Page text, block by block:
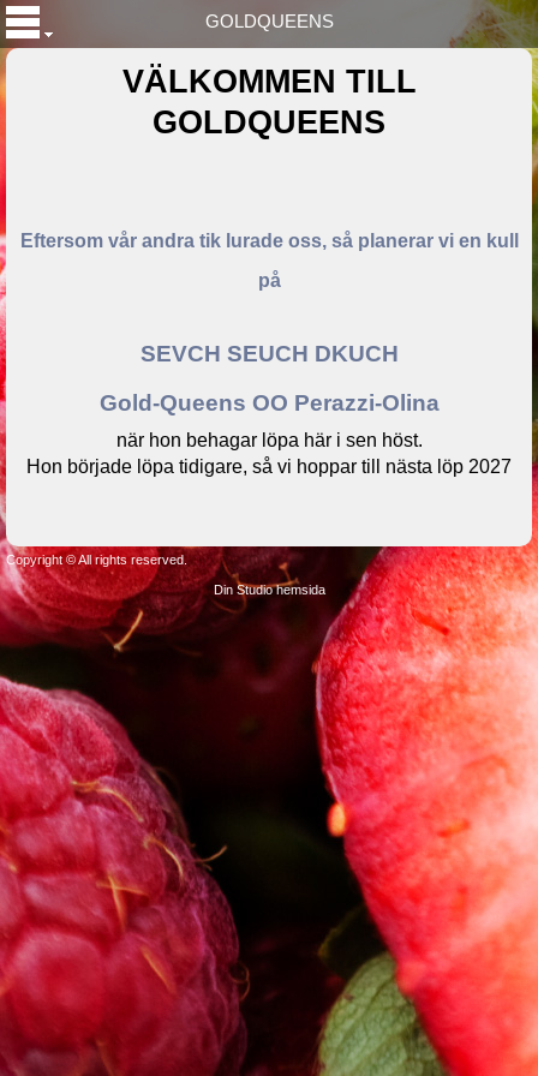
GOLDQUEENS
VÄLKOMMEN TILL
GOLDQUEENS
Eftersom vår andra tik lurade oss, så planerar vi en kull
på
SEVCH SEUCH DKUCH
Gold-Queens OO Perazzi-Olina
när hon behagar löpa här i sen höst.
Hon började löpa tidigare, så vi hoppar till nästa löp 2027
Copyright © All rights reserved.
Din Studio hemsida